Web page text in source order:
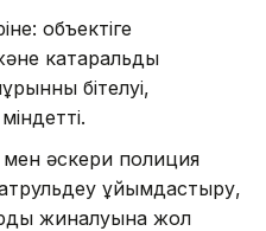
объектіге
катаральды
бітелуі,
мен әскери полиция
ұйымдастыру,
жиналуына жол